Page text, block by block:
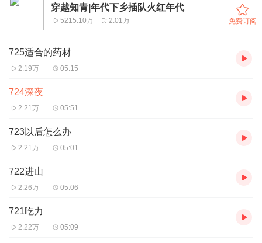
穿越知青|年代下乡插队火红年代
5215.10万 2.01万 免费订阅
725适合的药材
2.19万 05:15
724深夜
2.21万 05:51
723以后怎么办
2.21万 05:01
722进山
2.26万 05:06
721吃力
2.22万 05:09